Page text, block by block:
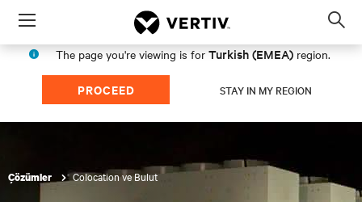
Menu
The page you're viewing is for Turkish (EMEA) region.
PROCEED STAY IN MY REGION
Çözümler Colocation ve Bulut